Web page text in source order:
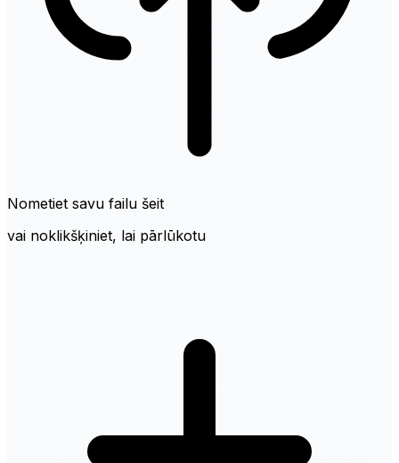
Nometiet savu failu šeit
vai noklikšķiniet, lai pārlūkotu